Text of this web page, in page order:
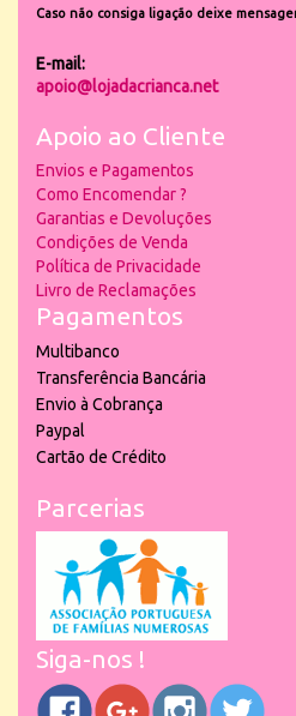
Caso não consiga ligação deixe
E-mail:
apoio@lojadacrianca.net
Apoio ao Cliente
Envios e Pagamentos
Como Encomendar ?
Garantias e Devoluções
Condições de Venda
Política de Privacidade
Livro de Reclamações
Pagamentos
Multibanco
Transferência Bancária
Envio à Cobrança
Paypal
Cartão de Crédito
Parcerias
Siga-nos !